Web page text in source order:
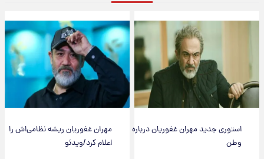
استوری جدید مهران غفوریان درباره
وطن
مهران غفوریان ریشه نظامی‌اش را
اعلام کرد/ویدئو